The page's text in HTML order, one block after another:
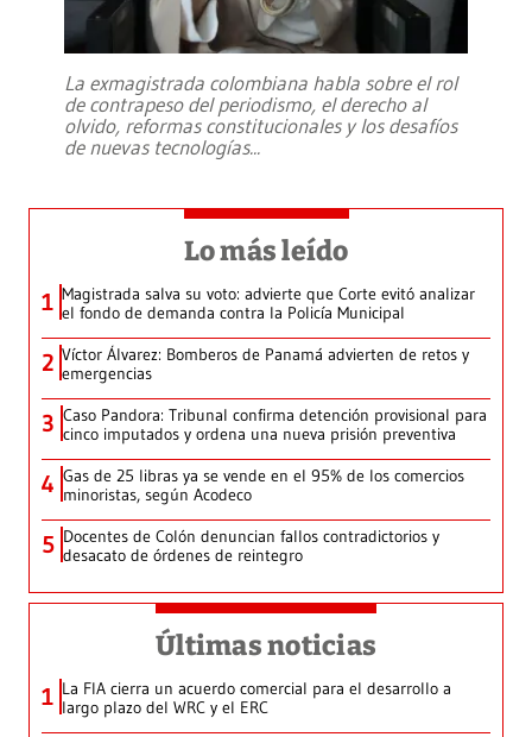
La exmagistrada colombiana habla sobre el rol
de contrapeso del periodismo, el derecho al
olvido, reformas constitucionales y los desafíos
de nuevas tecnologías...
Lo más leído
1 Magistrada salva su voto: advierte que Corte evitó analizar
el fondo de demanda contra la Policía Municipal
2 Víctor Álvarez: Bomberos de Panamá advierten de retos y
emergencias
3 Caso Pandora: Tribunal confirma detención provisional para
cinco imputados y ordena una nueva prisión preventiva
4 Gas de 25 libras ya se vende en el 95% de los comercios
minoristas, según Acodeco
5 Docentes de Colón denuncian fallos contradictorios y
desacato de órdenes de reintegro
Últimas noticias
1 La FIA cierra un acuerdo comercial para el desarrollo a
largo plazo del WRC y el ERC